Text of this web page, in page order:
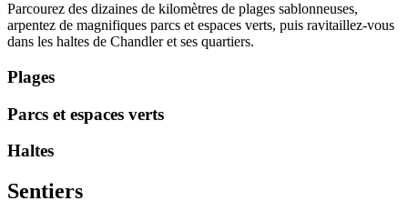
Parcourez des dizaines de kilomètres de plages sablonneuses,
arpentez de magnifiques parcs et espaces verts, puis ravitaillez-vous
dans les haltes de Chandler et ses quartiers.
Plages
Parcs et espaces verts
Haltes
Sentiers